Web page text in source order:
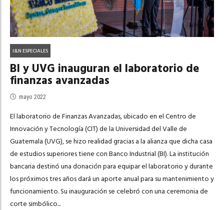
I&N ESPECIALES
BI y UVG inauguran el laboratorio de
finanzas avanzadas
mayo 2022
El laboratorio de Finanzas Avanzadas, ubicado en el Centro de
Innovación y Tecnología (CIT) de la Universidad del Valle de
Guatemala (UVG), se hizo realidad gracias a la alianza que dicha casa
de estudios superiores tiene con Banco Industrial (BI). La institución
bancaria destinó una donación para equipar el laboratorio y durante
los próximos tres años dará un aporte anual para su mantenimiento y
funcionamiento. Su inauguración se celebró con una ceremonia de
corte simbólico...